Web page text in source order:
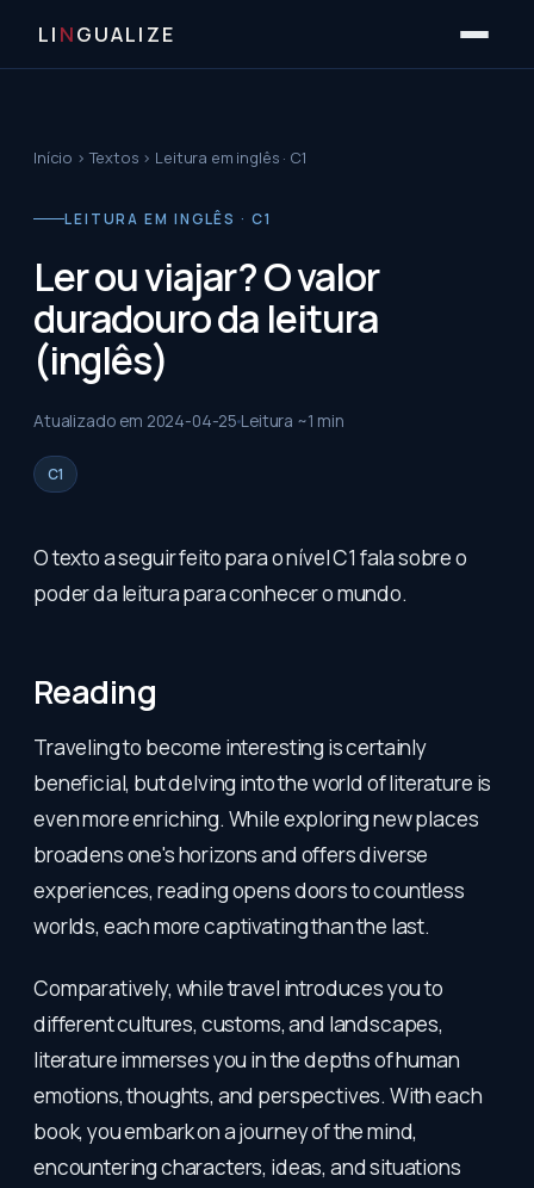
LI NGUALIZE
Início ›Textos › Leitura em inglês · C1
LEITURA EM INGLÊS · C1
Ler ou viajar? O valor
duradouro da leitura
(inglês)
Atualizado em 2024-04-25 Leitura ~1 min
C1
O texto a seguir feito para o nível C1 fala sobre o
poder da leitura para conhecer o mundo.
Reading
Traveling to become interesting is certainly
beneficial, but delving into the world of literature is
even more enriching. While exploring new places
broadens one's horizons and offers diverse
experiences, reading opens doors to countless
worlds, each more captivating than the last.
Comparatively, while travel introduces you to
different cultures, customs, and landscapes,
literature immerses you in the depths of human
emotions, thoughts, and perspectives. With each
book, you embark on a journey of the mind,
encountering characters, ideas, and situations